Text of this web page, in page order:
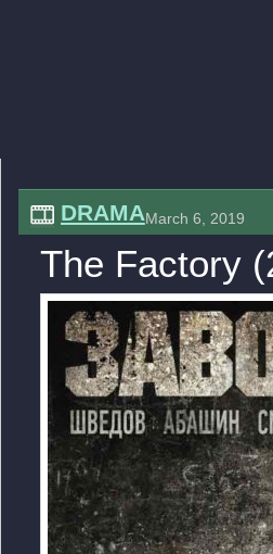
DRAMAMarch 6, 2019
The Factory